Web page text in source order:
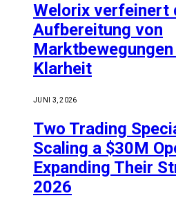
Welorix verfeinert
Aufbereitung von
Klarheit
JUNI 3, 2026
Two Trading
Scaling a $30M
Expanding Their
2026